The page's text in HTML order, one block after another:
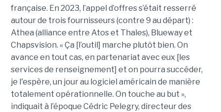
française. En 2023, l’appel d’offres s’était resserré
autour de trois fournisseurs (contre 9 au départ) :
Athea (alliance entre Atos et Thales), Blueway et
Chapsvision. « Ça [l’outil] marche plutôt bien. On
avance en tout cas, en partenariat avec eux [les
services de renseignement] et on pourra succéder,
je l'espère, un jour au logiciel américain de manière
totalement opérationnelle. On touche au but »,
indiquait à l’époque Cédric Pelegry, directeur des